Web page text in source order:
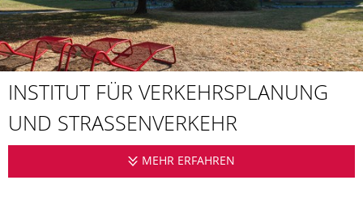
INSTITUT FÜR VERKEHRSPLA­NUNG
UND STRASSENVER­KEHR
MEHR ERFAHREN